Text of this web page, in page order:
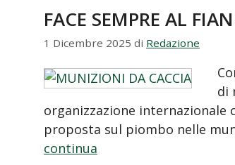
FACE SEMPRE AL
1 Dicembre 2025 di Redazione
di
organizzazione
proposta sul piombo nelle
continua